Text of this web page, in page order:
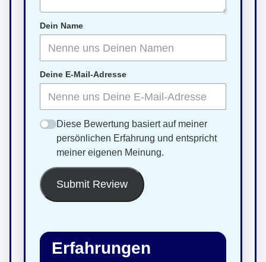
Dein Name
Deine E-Mail-Adresse
Diese Bewertung basiert auf meiner
persönlichen Erfahrung und entspricht
meiner eigenen Meinung.
Submit Review
Erfahrungen